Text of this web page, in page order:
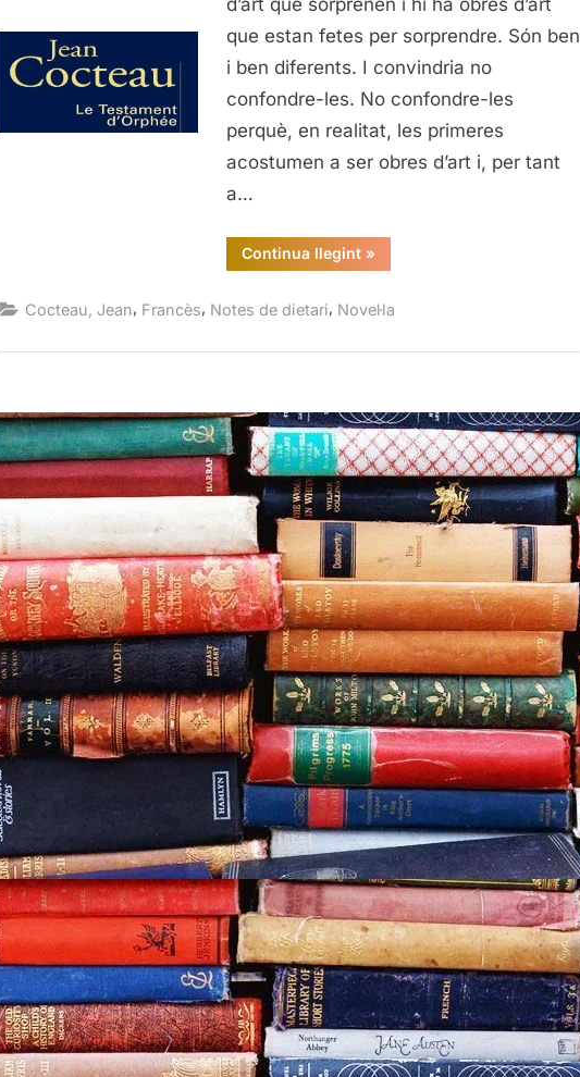
que estan fetes per sorprendre. Són ben
i ben diferents. I convindria no
confondre-les. No confondre-les
perquè, en realitat, les primeres
acostumen a ser obres d’art i, per tant
a…
Continua llegint“Le
testament
Cocteau”
»
Cocteau, Jean, Francès, Notes de dietari, Novel·la